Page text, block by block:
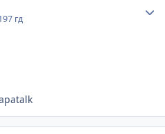
7 гд